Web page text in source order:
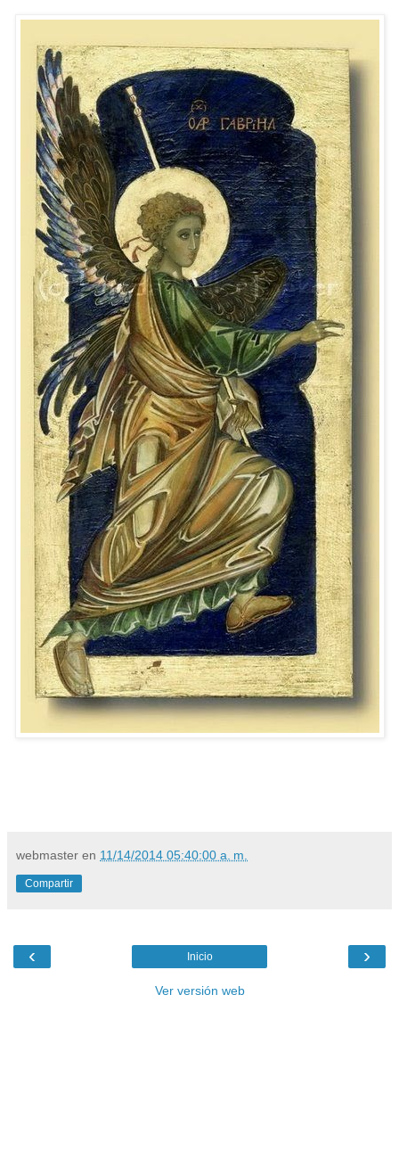
webmaster en 11/14/2014 05:40:00 a. m.
Compartir
‹ ›
Inicio
Ver versión web